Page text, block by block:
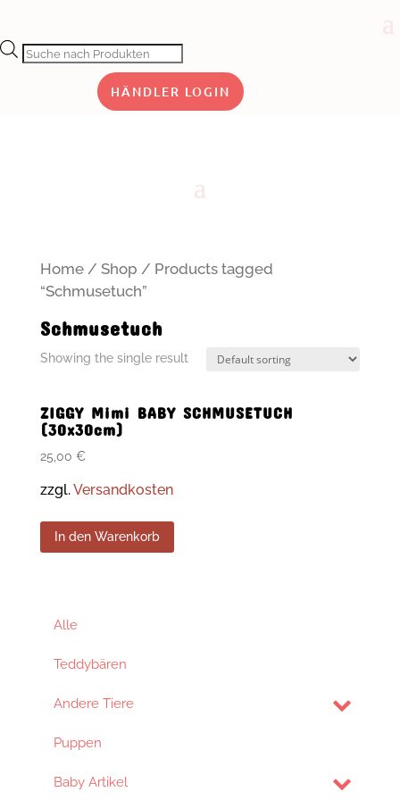
Products
HÄNDLER LOGIN
Home/ Shop / Products tagged
“Schmusetuch”
Schmusetuch
Showing the single result
ZIGGY Mimi BABY SCHMUSETUCH
(30x30cm)
25,00 €
zzgl.Versandkosten
In den Warenkorb
Alle
Teddybären
Andere Tiere
Puppen
Baby Artikel